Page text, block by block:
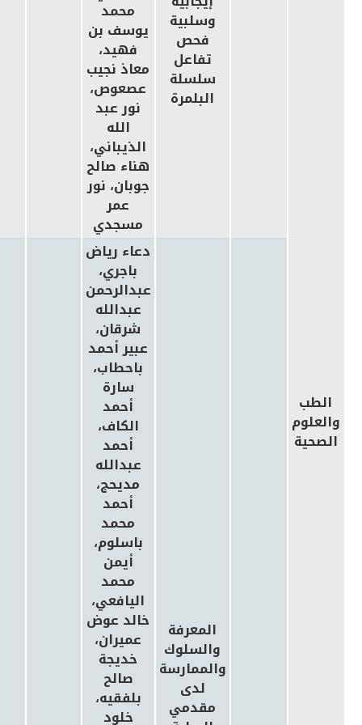
الطب
والعلوم
الصحية
وسلبية
فحص
تفاعل
سلسلة
البلمرة
محمد
يوسف بن
فهيد،
معاذ نجيب
عصعوص،
نور عبد
الله
الذيباني،
هناء صالح
جوبان، نور
عمر
مسجدي
المعرفة
والسلوك
والممارسة
لدى
مقدمي
دعاء رياض
باجري،
عبدالرحمن
عبدالله
شرقان،
عبير أحمد
باحطاب،
سارة
أحمد
الكاف،
أحمد
عبدالله
مديحج،
أحمد
محمد
باسلوم،
أيمن
محمد
اليافعي،
خالد عوض
عميران،
خديجة
صالح
بلفقيه،
خلود